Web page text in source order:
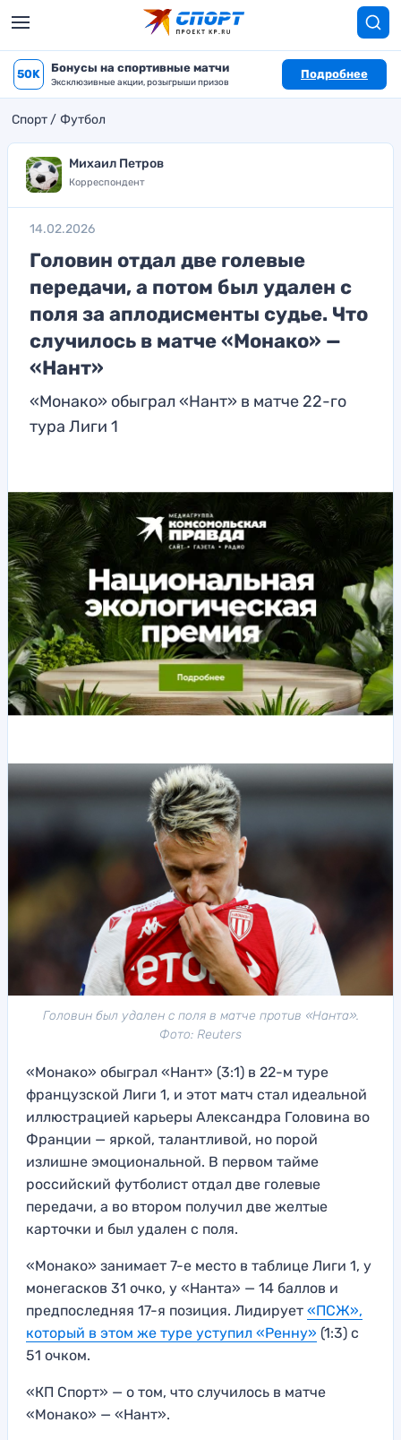
50K Бонусы на спортивные матчи
Эксклюзивные акции, розыгрыши призов
Подробнее
Спорт Футбол
Михаил Петров
Корреспондент
14.02.2026
Головин отдал две голевые
передачи, а потом был удален с
поля за аплодисменты судье. Что
случилось в матче «Монако» —
«Нант»
«Монако» обыграл «Нант» в матче 22-го
тура Лиги 1
Головин был удален с поля в матче против «Нанта».
Фото: Reuters
«Монако» обыграл «Нант» (3:1) в 22-м туре
французской Лиги 1, и этот матч стал идеальной
иллюстрацией карьеры Александра Головина во
Франции — яркой, талантливой, но порой
излишне эмоциональной. В первом тайме
российский футболист отдал две голевые
передачи, а во втором получил две желтые
карточки и был удален с поля.
«Монако» занимает 7-е место в таблице Лиги 1, у
монегасков 31 очко, у «Нанта» — 14 баллов и
предпоследняя 17-я позиция. Лидирует «ПСЖ»,
который в этом же туре уступил «Ренну» (1:3) с
51 очком.
«КП Спорт» — о том, что случилось в матче
«Монако» — «Нант».